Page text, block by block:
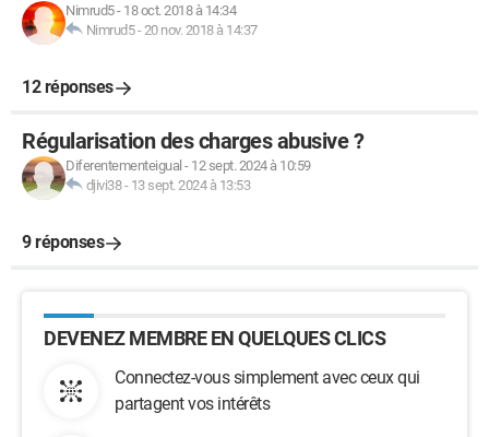
Nimrud5- 18 oct. 2018 à 14:34
Nimrud5-20 nov. 2018 à 14:37
12 réponses
Régularisation des charges abusive ?
Diferentementeigual - 12 sept. 2024 à 10:59
djivi38- 13 sept. 2024 à 13:53
9 réponses
DEVENEZ MEMBRE EN QUELQUES CLICS
Connectez-vous simplement avec ceux qui
partagent vos intérêts